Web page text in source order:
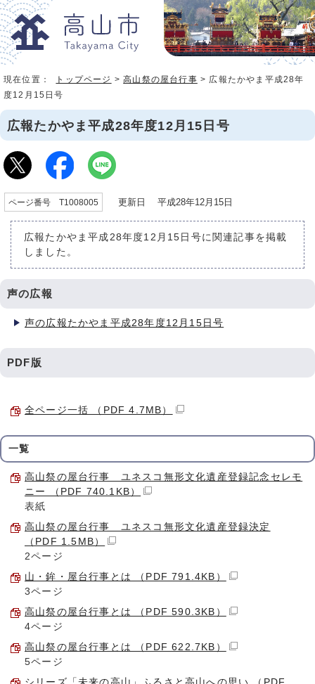
現在位置： トップページ >高山祭の屋台行事 > 広報たかやま平成28年
度12月15日号
広報たかやま平成28年度12月15日号
ページ番号 T1008005 更新日 平成28年12月15日
広報たかやま平成28年度12月15日号に関連記事を掲載
しました。
声の広報
声の広報たかやま平成28年度12月15日号
PDF版
全ページ一括 （PDF 4.7MB）
一覧
高山祭の屋台行事 ユネスコ無形文化遺産登録記念セレモ
ニー （PDF 740.1KB）
表紙
高山祭の屋台行事 ユネスコ無形文化遺産登録決定
（PDF 1.5MB）
2ページ
山・鉾・屋台行事とは （PDF 791.4KB）
3ページ
高山祭の屋台行事とは （PDF 590.3KB）
4ページ
高山祭の屋台行事とは （PDF 622.7KB）
5ページ